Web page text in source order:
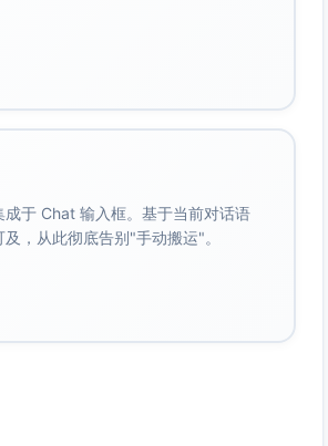
条），导致行未覆盖。
于 Chat 输入框。基于当前对话语
，从此彻底告别"手动搬运"。